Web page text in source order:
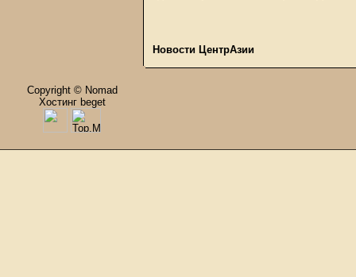
Новости ЦентрАзии
Copyright © Nomad
Хостинг beget